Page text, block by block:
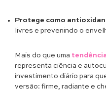
Protege como
livres e prevenindo o
Mais do que uma
representa ciência e
investimento diário para
versão: firme, radiante e